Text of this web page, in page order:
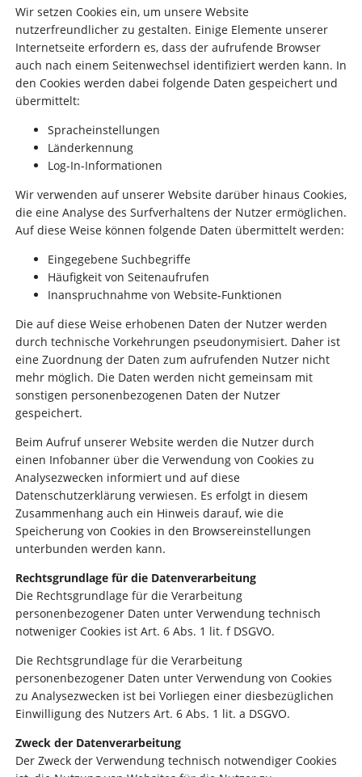
Wir setzen Cookies ein, um unsere Website
nutzerfreundlicher zu gestalten. Einige Elemente unserer
Internetseite erfordern es, dass der aufrufende Browser
auch nach einem Seitenwechsel identifiziert werden kann. In
den Cookies werden dabei folgende Daten gespeichert und
übermittelt:
Spracheinstellungen
Länderkennung
Log-In-Informationen
Wir verwenden auf unserer Website darüber hinaus Cookies,
die eine Analyse des Surfverhaltens der Nutzer ermöglichen.
Auf diese Weise können folgende Daten übermittelt werden:
Eingegebene Suchbegriffe
Häufigkeit von Seitenaufrufen
Inanspruchnahme von Website-Funktionen
Die auf diese Weise erhobenen Daten der Nutzer werden
durch technische Vorkehrungen pseudonymisiert. Daher ist
eine Zuordnung der Daten zum aufrufenden Nutzer nicht
mehr möglich. Die Daten werden nicht gemeinsam mit
sonstigen personenbezogenen Daten der Nutzer
gespeichert.
Beim Aufruf unserer Website werden die Nutzer durch
einen Infobanner über die Verwendung von Cookies zu
Analysezwecken informiert und auf diese
Datenschutzerklärung verwiesen. Es erfolgt in diesem
Zusammenhang auch ein Hinweis darauf, wie die
Speicherung von Cookies in den Browsereinstellungen
unterbunden werden kann.
Rechtsgrundlage für die Datenverarbeitung
Die Rechtsgrundlage für die Verarbeitung
personenbezogener Daten unter Verwendung technisch
notweniger Cookies ist Art. 6 Abs. 1 lit. f DSGVO.
Die Rechtsgrundlage für die Verarbeitung
personenbezogener Daten unter Verwendung von Cookies
zu Analysezwecken ist bei Vorliegen einer diesbezüglichen
Einwilligung des Nutzers Art. 6 Abs. 1 lit. a DSGVO.
Zweck der Datenverarbeitung
Der Zweck der Verwendung technisch notwendiger Cookies